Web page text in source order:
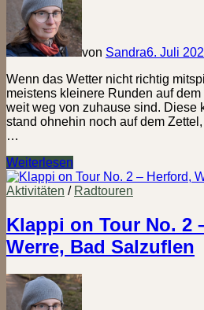
von Sandra6. Juli
Wenn das Wetter nicht richtig
meistens kleinere Runden auf
weit weg von zuhause sind. Diese
stand ohnehin noch auf dem
…
Tierisch
war
los
Vierenberg
bei
Bad
Salzuflen
Weiterlesen
Aktivitäten / Radtouren
Klappi on Tour No. 2
Werre, Bad Salzuflen